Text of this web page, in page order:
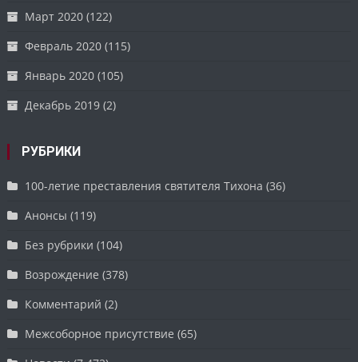
Март 2020 (122)
Февраль 2020 (115)
Январь 2020 (105)
Декабрь 2019 (2)
РУБРИКИ
100-летие преставления святителя Тихона (36)
Анонсы (119)
Без рубрики (104)
Возрождение (378)
Комментарий (2)
Межсоборное присутствие (65)